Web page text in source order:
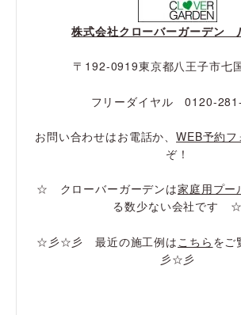
株式会社クローバーガーデン
〒192-0919東京都八王子市七
フリーダイヤル 0120-
お問い合わせはお電話か、WEB予約フ
ぞ！
☆ クローバーガーデンは家庭用プー
る数少ない会社です ☆
☆彡☆彡 最近の施工例は こちら を
彡☆彡